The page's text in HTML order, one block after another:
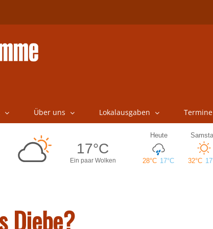
Über uns Lokalausgaben Termine
Diebe?